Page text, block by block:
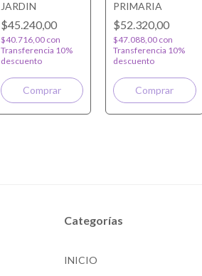
JARDIN
$45.240,00
$40.716,00 con
Transferencia 10%
descuento
PRIMARIA
$52.320,00
$47.088,00 con
Transferencia 10%
descuento
Categorías
INICIO